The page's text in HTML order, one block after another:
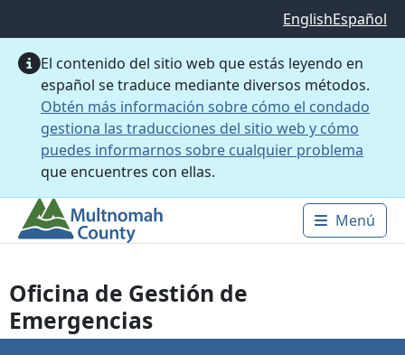
EnglishEspañol
El contenido del sitio web que estás leyendo en
español se traduce mediante diversos métodos.
Obtén más información sobre cómo el condado
gestiona las traducciones del sitio web y cómo
puedes informarnos sobre cualquier problema
que encuentres con ellas.
Main
Menú
Oficina de Gestión de
Emergencias